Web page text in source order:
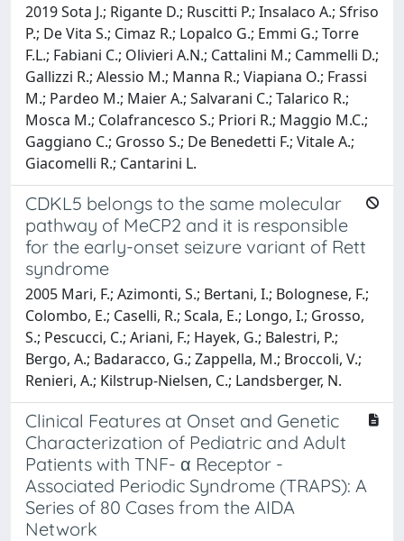
2019 Sota J.; Rigante D.; Ruscitti P.; Insalaco A.; Sfriso
P.; De Vita S.; Cimaz R.; Lopalco G.; Emmi G.; Torre
F.L.; Fabiani C.; Olivieri A.N.; Cattalini M.; Cammelli D.;
Gallizzi R.; Alessio M.; Manna R.; Viapiana O.; Frassi
M.; Pardeo M.; Maier A.; Salvarani C.; Talarico R.;
Mosca M.; Colafrancesco S.; Priori R.; Maggio M.C.;
Gaggiano C.; Grosso S.; De Benedetti F.; Vitale A.;
Giacomelli R.; Cantarini L.
CDKL5 belongs to the same molecular
pathway of MeCP2 and it is responsible
for the early-onset seizure variant of Rett
syndrome
2005 Mari, F.; Azimonti, S.; Bertani, I.; Bolognese, F.;
Colombo, E.; Caselli, R.; Scala, E.; Longo, I.; Grosso,
S.; Pescucci, C.; Ariani, F.; Hayek, G.; Balestri, P.;
Bergo, A.; Badaracco, G.; Zappella, M.; Broccoli, V.;
Renieri, A.; Kilstrup-Nielsen, C.; Landsberger, N.
Clinical Features at Onset and Genetic
Characterization of Pediatric and Adult
Patients with TNF- α Receptor -
Associated Periodic Syndrome (TRAPS): A
Series of 80 Cases from the AIDA
Network